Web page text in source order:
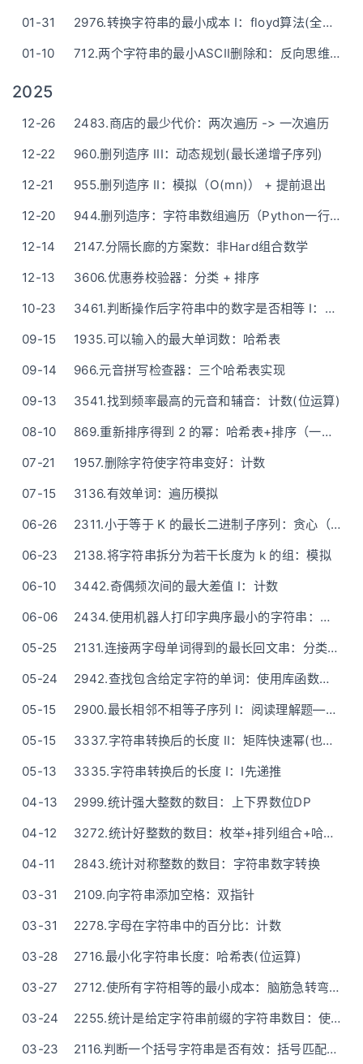
01-31
2976.转换字符串的最小成本 I：floyd算法(全源最短路)
01-10
712.两个字符串的最小ASCII删除和：反向思维保留最大（动态规划）
2025
12-26
2483.商店的最少代价：两次遍历 -> 一次遍历
12-22
960.删列造序 III：动态规划(最长递增子序列)
12-21
955.删列造序 II：模拟（O(mn)） + 提前退出
12-20
944.删列造序：字符串数组遍历（Python一行版）
12-14
2147.分隔长廊的方案数：非Hard组合数学
12-13
3606.优惠券校验器：分类 + 排序
10-23
3461.判断操作后字符串中的数字是否相等 I：简单题简单做的时候到了
09-15
1935.可以输入的最大单词数：哈希表
09-14
966.元音拼写检查器：三个哈希表实现
09-13
3541.找到频率最高的元音和辅音：计数(位运算)
08-10
869.重新排序得到 2 的幂：哈希表+排序（一次初始化）
07-21
1957.删除字符使字符串变好：计数
07-15
3136.有效单词：遍历模拟
06-26
2311.小于等于 K 的最长二进制子序列：贪心（先选0再选1）-好像还是比灵神写的清晰些
06-23
2138.将字符串拆分为若干长度为 k 的组：模拟
06-10
3442.奇偶频次间的最大差值 I：计数
06-06
2434.使用机器人打印字典序最小的字符串：贪心(栈)——清晰题解
05-25
2131.连接两字母单词得到的最长回文串：分类讨论(贪心)
05-24
2942.查找包含给定字符的单词：使用库函数完成
05-15
2900.最长相邻不相等子序列 I：阅读理解题——O(n)一次遍历(贪心)
05-15
3337.字符串转换后的长度 II：矩阵快速幂(也没有想象中的那么高级啦)
05-13
3335.字符串转换后的长度 I：I先递推
04-13
2999.统计强大整数的数目：上下界数位DP
04-12
3272.统计好整数的数目：枚举+排列组合+哈希表
04-11
2843.统计对称整数的数目：字符串数字转换
03-31
2109.向字符串添加空格：双指针
03-31
2278.字母在字符串中的百分比：计数
03-28
2716.最小化字符串长度：哈希表(位运算)
03-27
2712.使所有字符相等的最小成本：脑筋急转弯(遍历)
03-24
2255.统计是给定字符串前缀的字符串数目：使用库函数+计数
03-23
2116.判断一个括号字符串是否有效：括号匹配(两个变量一次遍历解决)